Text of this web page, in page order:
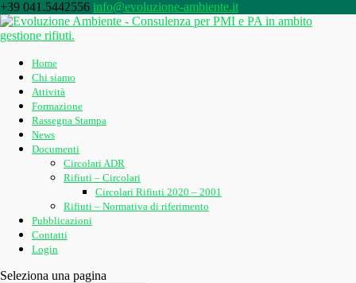
+39 041.5442556 info@evoluzione-ambiente.it
Home
Chi siamo
Attività
Formazione
Rassegna Stampa
News
Documenti
Circolari ADR
Rifiuti – Circolari
Circolari Rifiuti 2020 – 2001
Rifiuti – Normativa di riferimento
Pubblicazioni
Contatti
Login
Seleziona una pagina